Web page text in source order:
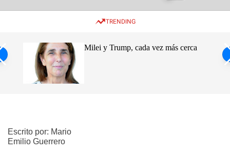
c
TRENDING
de
Milei y Trump, cada vez más cerca
Escrito por: Mario
Emilio Guerrero